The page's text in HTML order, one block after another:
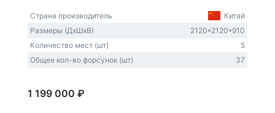
Страна производитель
Китай
Размеры (ДxШxВ)
2120*2120*910
Количество мест (шт)
5
Общее кол-во форсунок (шт)
37
1 199 000 ₽